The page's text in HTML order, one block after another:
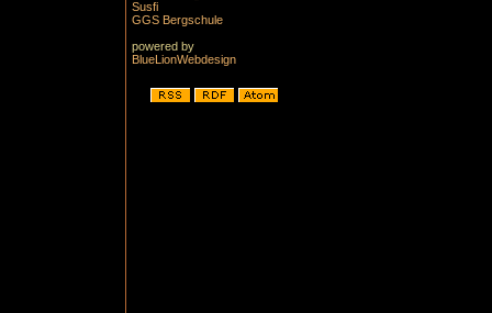
Susfi
GGS Bergschule
powered by
BlueLionWebdesign